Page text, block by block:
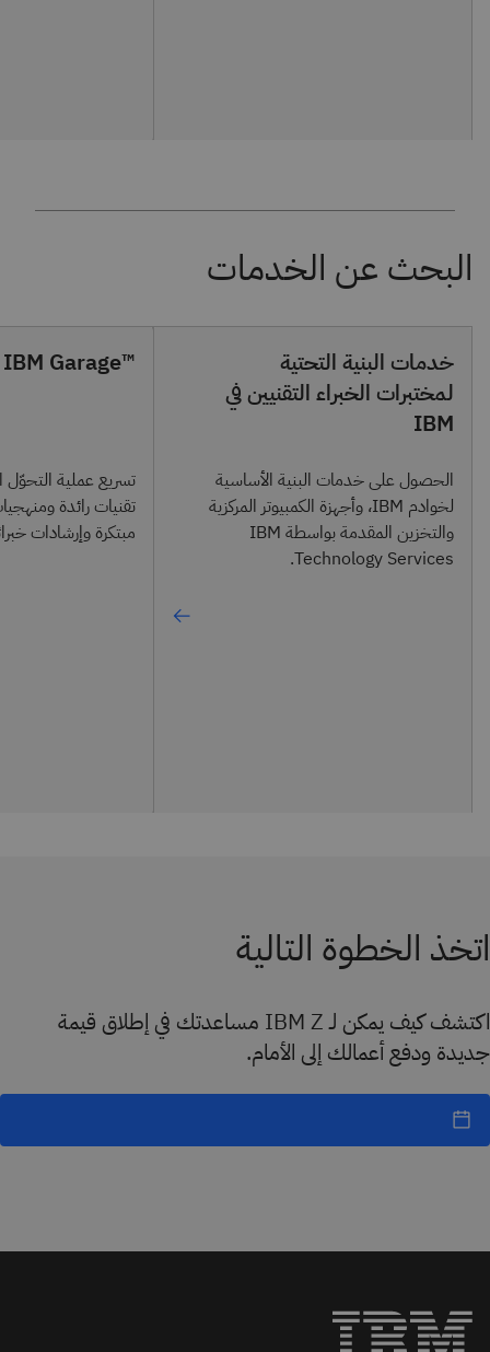
خدمات البنية التحتية
لمختبرات الخبراء التقنيين في
IBM
الحصول على خدمات البنية الأساسية
لخوادم IBM، وأجهزة الكمبيوتر المركزية
والتخزين المقدمة بواسطة IBM
Technology Services.
™IBM Garage
تسريع عملية
تقنيات رائدة
مبتكرة وإرشادات
اتخذ الخطوة التالية
اكتشف كيف يمكن لـ IBM Z مساعدتك في إطلاق قيمة
جديدة ودفع أعمالك إلى الأمام.